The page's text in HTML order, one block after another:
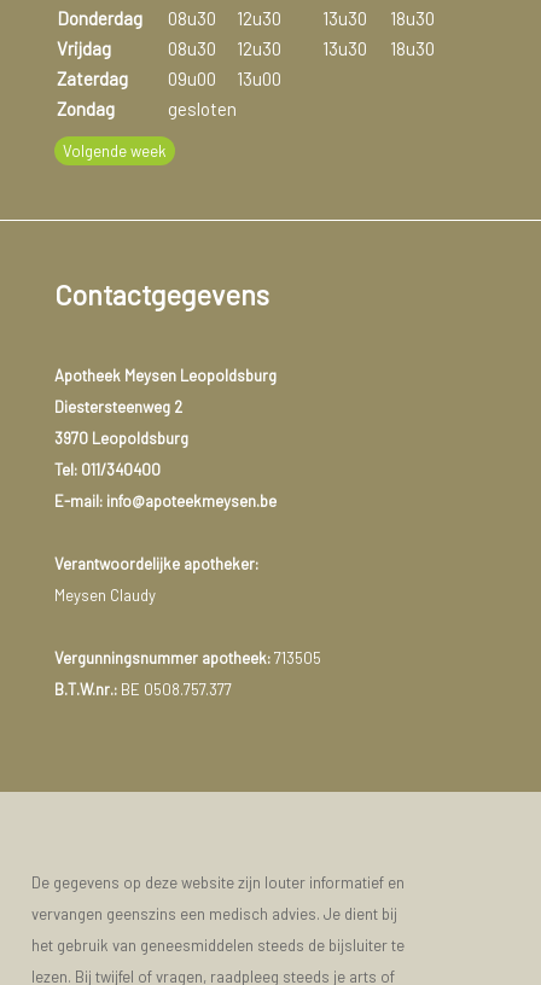
Donderdag
08u30 12u30 13u30
18u30
Vrijdag
08u30 12u30 13u30
18u30
Zaterdag
09u00
13u00
Zondag
gesloten
Volgende week
Contactgegevens
Apotheek Meysen Leopoldsburg
Diestersteenweg 2
3970 Leopoldsburg
Tel: 011/340400
E-mail: info@apoteekmeysen.be
Verantwoordelijke apotheker:
Meysen Claudy
Vergunningsnummer apotheek:713505
B.T.W.nr.:BE 0508.757.377
De gegevens op deze website zijn louter informatief en
vervangen geenszins een medisch advies. Je dient bij
het gebruik van geneesmiddelen steeds de bijsluiter te
lezen. Bij twijfel of vragen, raadpleeg steeds je arts of